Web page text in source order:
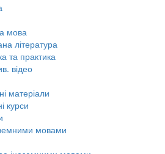
мова
література
та практика
відео
матеріали
курси
мовами